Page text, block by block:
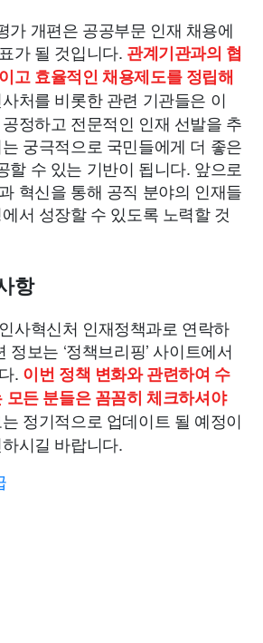
가 개편은 공공부문 인재 채용에
가 될 것입니다. 관계기관과의 협
고 효율적인 채용제도를 정립해
처를 비롯한 관련 기관들은 이
정하고 전문적인 인재 선발을 추
궁극적으로 국민들에게 더 좋은
할 수 있는 기반이 됩니다. 앞으로
혁신을 통해 공직 분야의 인재들
서 성장할 수 있도록 노력할 것
항
사혁신처 인재정책과로 연락하
정보는 ‘정책브리핑’ 사이트에서
. 이번 정책 변화와 관련하여 수
모든 분들은 꼼꼼히 체크하셔야
정기적으로 업데이트 될 예정이
시길 바랍니다.